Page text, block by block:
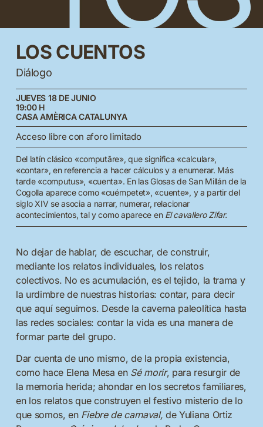
LOS CUENTOS
Diálogo
JUEVES 18 DE JUNIO
19:00 H
CASA AMÈRICA CATALUNYA
Acceso libre con aforo limitado
Del latín clásico «computāre», que significa «calcular»,
«contar», en referencia a hacer cálculos y a enumerar. Más
tarde «computus», «cuenta». En las Glosas de San Millán de la
Cogolla aparece como «cuémpetet», «cuente», y a partir del
siglo XIV se asocia a narrar, numerar, relacionar
acontecimientos, tal y como aparece en El cavallero Zifar.
No dejar de hablar, de escuchar, de construir,
mediante los relatos individuales, los relatos
colectivos. No es acumulación, es el tejido, la trama y
la urdimbre de nuestras historias: contar, para decir
que aquí seguimos. Desde la caverna paleolítica hasta
las redes sociales: contar la vida es una manera de
formar parte del grupo.
Dar cuenta de uno mismo, de la propia existencia,
como hace Elena Mesa en Sé morir, para resurgir de
la memoria herida; ahondar en los secretos familiares,
en los relatos que construyen el festivo misterio de lo
que somos, enFiebre de carnaval,de Yuliana Ortiz